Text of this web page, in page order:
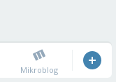
Mikroblog